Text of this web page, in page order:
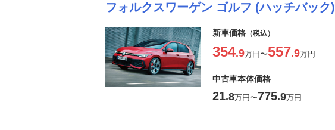
フォルクスワーゲン ゴルフ (ハッチバック)
新車価格 （税込）
354.9万円〜557.9万円
中古車本体価格
21.8万円〜775.9万円